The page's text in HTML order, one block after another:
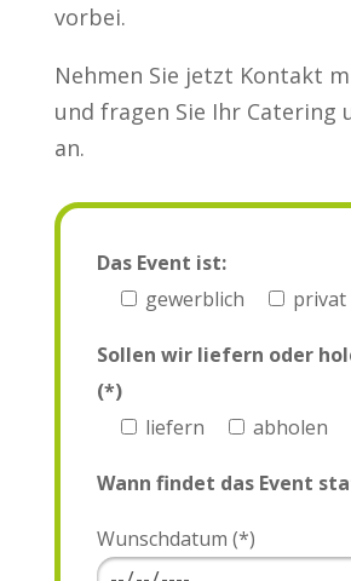
vorbei.
Nehmen Sie jetzt Kontakt
und fragen Sie Ihr Catering
an.
Das Event ist:
gewerblich
privat
Sollen wir liefern oder
(*)
liefern
abholen
Wann findet das Event
Wunschdatum (*)